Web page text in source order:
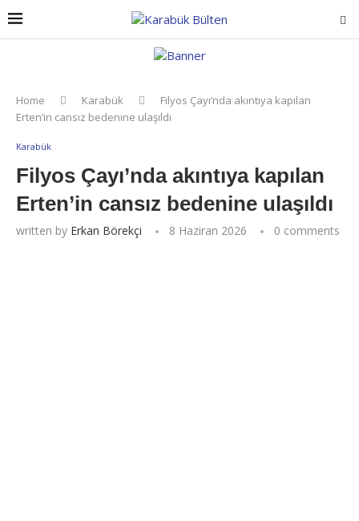
Home Karabük
Filyos Çayı’nda akıntıya kapılan
Erten’in cansız bedenine ulaşıldı
Karabük
Filyos Çayı’nda akıntıya kapılan
Erten’in cansız bedenine ulaşıldı
written by Erkan Börekçi 8 Haziran 2026 0 comments